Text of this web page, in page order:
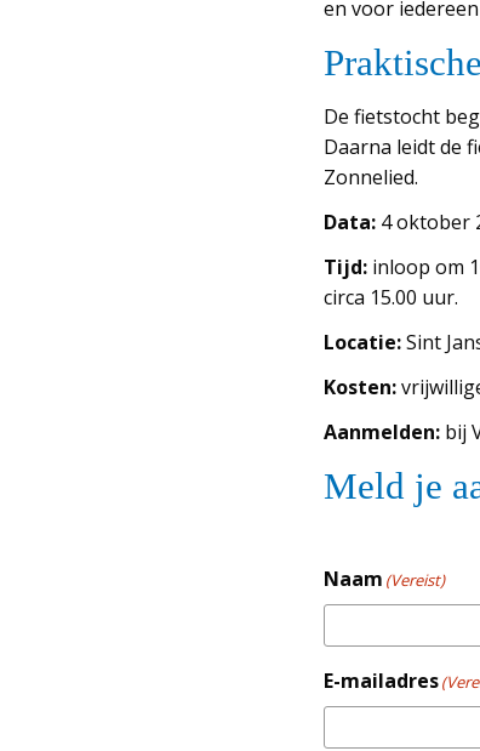
en voor
De fietstocht
Daarna leidt de
Zonnelied.
Data: 4 oktober
Tijd: inloop om
circa 15.00 uur.
Locatie:Sint
Kosten:
Aanmelden: bij
Meld je
Naam (Vereist)
E-mailadres